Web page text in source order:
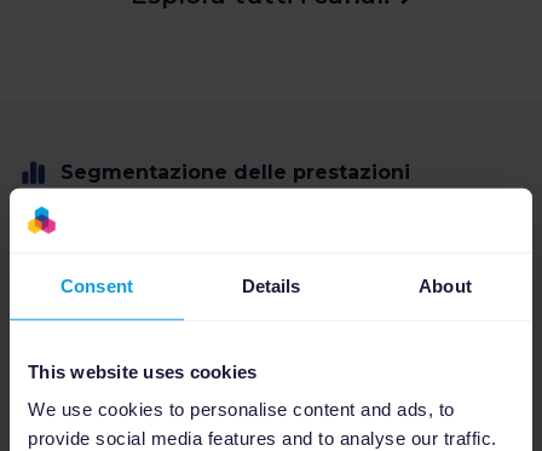
Consent Details About
This website uses cookies
We use cookies to personalise content and ads, to
provide social media features and to analyse our traffic.
Segmentazione delle prestazioni
Ottimizza l'efficienza delle
Semplifica la configurazione delle tue
campagne con le etichette di
segmentazione
Indirizza automaticamente il tuo